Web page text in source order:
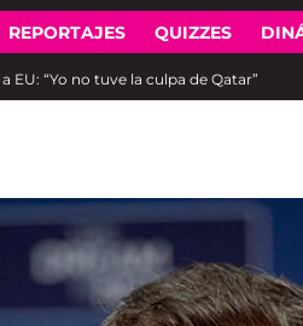
Open
dropdown
REPORTAJES QUIZZES
EU: “Yo no tuve la culpa de Qatar”